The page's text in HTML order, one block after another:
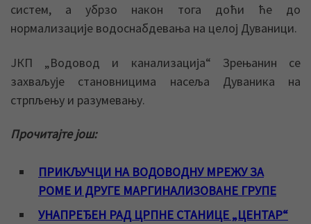
систем, а убрзо након тога доћи ће до
нормализације водоснабдевања на целој Дуваници.
ЈКП „Водовод и канализација“ Зрењанин се
захваљује становницима насеља Дуваника на
стрпљењу и разумевању.
Прочитајте још:
ПРИКЉУЧЦИ НА ВОДОВОДНУ МРЕЖУ ЗА
РОМЕ И ДРУГЕ МАРГИНАЛИЗОВАНЕ ГРУПЕ
УНАПРЕЂЕН РАД ЦРПНЕ СТАНИЦЕ „ЦЕНТАР“